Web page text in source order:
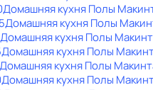
Домашняя кухня Полы
Домашняя кухня Полы
Домашняя кухня Полы
Домашняя кухня Полы
Домашняя кухня Полы
Домашняя кухня Полы